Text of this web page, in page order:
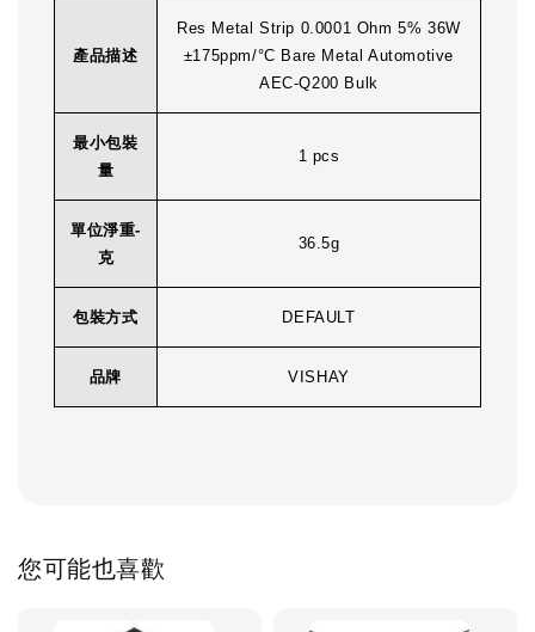
產品描述
Res Metal Strip 0.0001 Ohm 5% 36W
±175ppm/°C Bare Metal Automotive
AEC-Q200 Bulk
最小包裝
量
1 pcs
單位淨重-
克
36.5g
包裝方式 DEFAULT
品牌 VISHAY
您可能也喜歡